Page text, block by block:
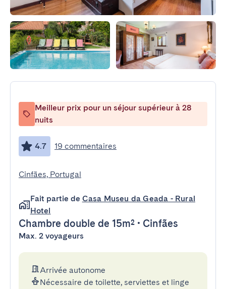
Meilleur prix pour un séjour supérieur à 28
nuits
4.7 19 commentaires
Cinfães, Portugal
Fait partie de Casa Museu da Geada - Rural
Hotel
Chambre double de 15m² • Cinfães
Max. 2 voyageurs
Arrivée autonome
Nécessaire de toilette, serviettes et linge